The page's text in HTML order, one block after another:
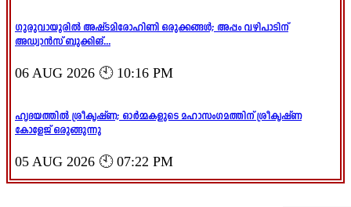
ഗുരുവായൂരിൽ അഷ്ടമിരോഹിണി ഒരുക്കങ്ങൾ; അപ്പം വഴിപാടിന്
അഡ്വാൻസ് ബുക്കിങ്...
06 AUG 2026 🕙 10:16 PM
ഹൃദയത്തിൽ ശ്രീകൃഷ്ണ; ഓർമ്മകളുടെ മഹാസംഗമത്തിന് ശ്രീകൃഷ്ണ
കോളേജ് ഒരുങ്ങുന്നു
05 AUG 2026 🕙 07:22 PM